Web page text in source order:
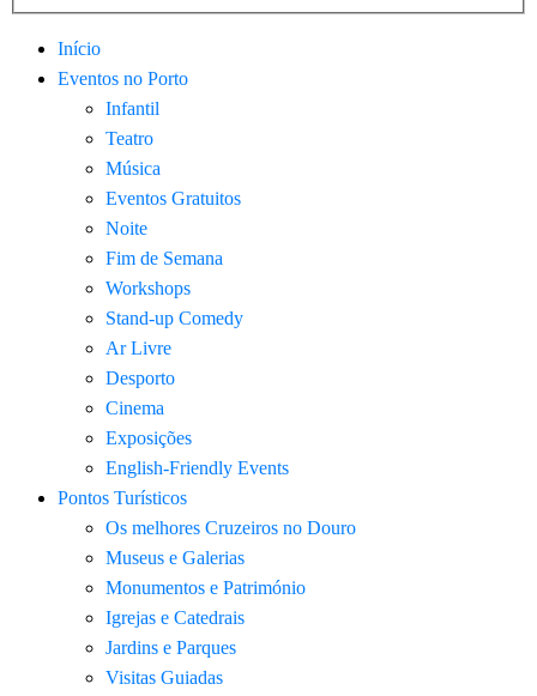
Início
Eventos no Porto
Infantil
Teatro
Música
Eventos Gratuitos
Noite
Fim de Semana
Workshops
Stand-up Comedy
Ar Livre
Desporto
Cinema
Exposições
English-Friendly Events
Pontos Turísticos
Os melhores Cruzeiros no Douro​
Museus e Galerias
Monumentos e Património
Igrejas e Catedrais
Jardins e Parques
Visitas Guiadas